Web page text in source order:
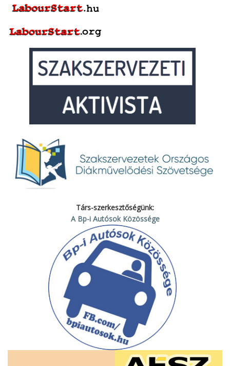
Társ-szerkesztőségünk:
A Bp-i Autósok Közössége